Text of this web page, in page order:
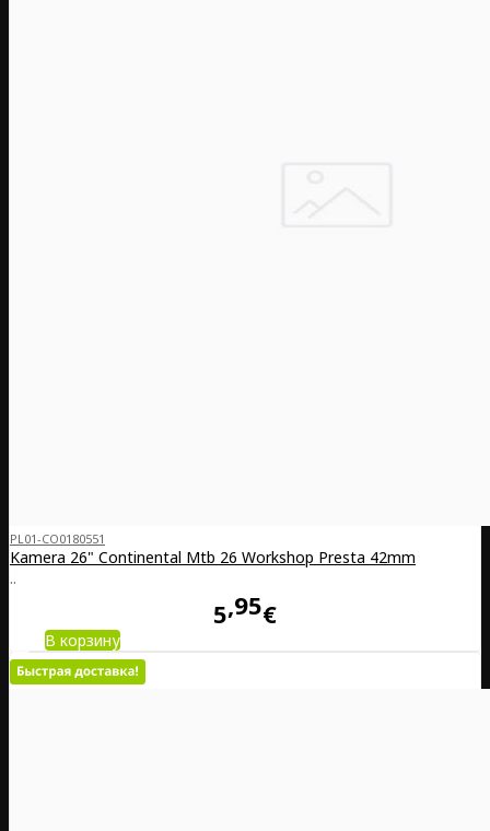
PL01-CO0180551
Kamera 26" Continental Mtb 26 Workshop Presta 42mm
..
5 95€
В корзину